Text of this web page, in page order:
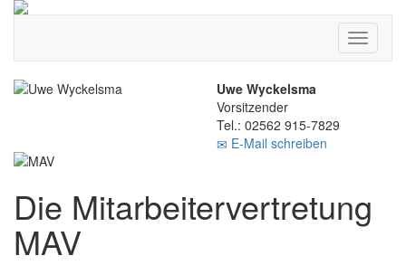
Toggle
Uwe Wyckelsma
Vorsitzender
Tel.: 02562 915-7829
E-Mail schreiben
Die Mitarbeitervertretung
MAV